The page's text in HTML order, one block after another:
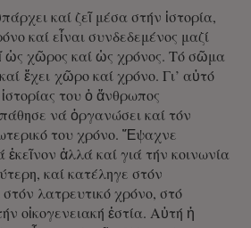
καί ζεῖ μέσα στήν ἱστορία,
καί εἶναι συνδεδεμένος μαζί
ὡς χῶρος καί ὡς χρόνος. Τό σῶμα
ἔχει χῶρο καί χρόνο. Γι’ αὐτό
του ὁ ἄνθρωπος
νά ὀργανώσει καί τόν
του χρόνο. Ἔψαχνε
ἐκεῖνον ἀλλά καί γιά τήν κοινωνία
καί κατέληγε στόν
λατρευτικό χρόνο, στό
οἰκογενειακή ἑστία. Αὐτή ἡ